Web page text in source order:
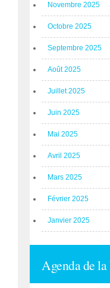
Novembre 2025
Octobre 2025
Septembre 2025
Août 2025
Juillet 2025
Juin 2025
Mai 2025
Avril 2025
Mars 2025
Février 2025
Janvier 2025
Agenda de